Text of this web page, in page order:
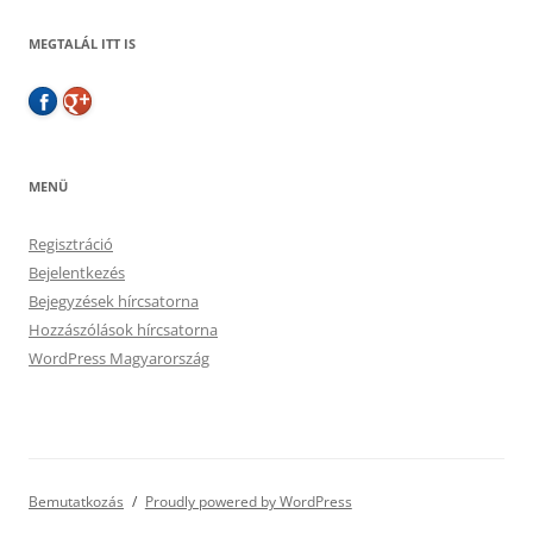
MEGTALÁL ITT IS
MENÜ
Regisztráció
Bejelentkezés
Bejegyzések hírcsatorna
Hozzászólások hírcsatorna
WordPress Magyarország
Bemutatkozás Proudly powered by WordPress